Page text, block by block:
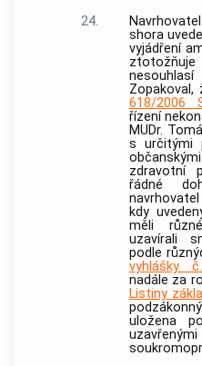
24.
shora
vyjádření
618/2006
řízení
MUDr.
s určitými
zdravotní
řádné
kdy
měli
uzavírali
podle
vyhlášky
nadále za
Listiny
uložena